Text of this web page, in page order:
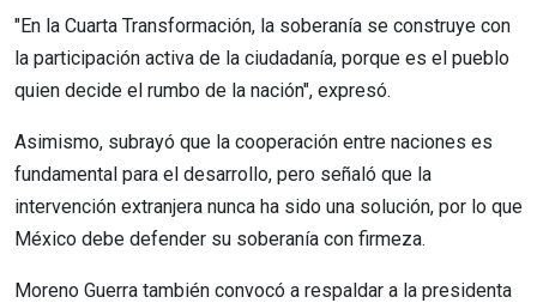
"En la Cuarta Transformación, la soberanía se construye con
la participación activa de la ciudadanía, porque es el pueblo
quien decide el rumbo de la nación", expresó.
Asimismo, subrayó que la cooperación entre naciones es
fundamental para el desarrollo, pero señaló que la
intervención extranjera nunca ha sido una solución, por lo que
México debe defender su soberanía con firmeza.
Moreno Guerra también convocó a respaldar a la presidenta